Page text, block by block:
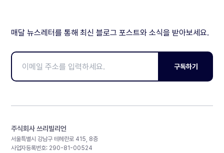
매달 뉴스레터를 통해 최신 블로그 포스트와 소식을 받아보세요.
구독하기
주식회사 쓰리빌리언
서울특별시 강남구 테헤란로 415, 8층
사업자등록번호: 290-81-00524